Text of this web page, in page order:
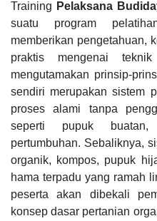
Training Pelaksana
suatu program
memberikan pengetahuan,
praktis mengenai
mengutamakan prinsip-
sendiri merupakan sistem
proses alami tanpa
seperti pupuk
pertumbuhan. Sebaliknya,
organik, kompos, pupuk
hama terpadu yang ramah
peserta akan dibekali
konsep dasar pertanian